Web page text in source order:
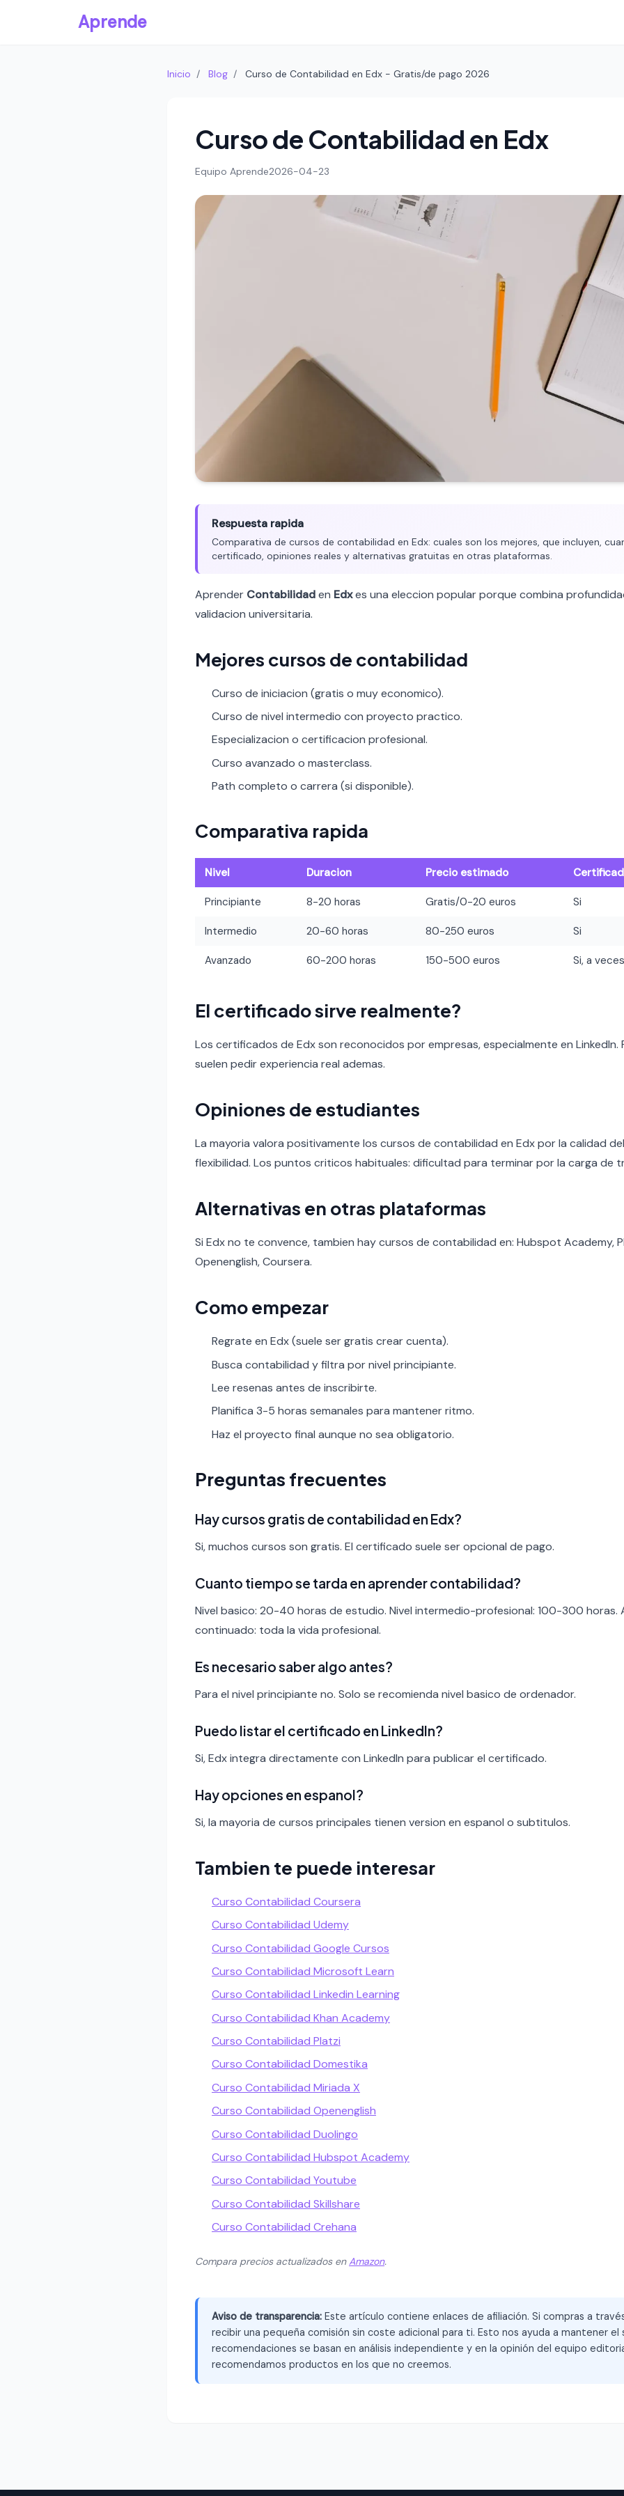
Aprende
Inicio / Blog / Curso de Contabilidad en Edx - Gratis/de pago 2026
Curso de Contabilidad en Edx
Equipo Aprende2026-04-23
Respuesta rapida
Comparativa de cursos de contabilidad en Edx: cuales son los mejores, que incluyen,
certificado, opiniones reales y alternativas gratuitas en otras plataformas.
Aprender Contabilidaden Edxes una eleccion popular porque combina
validacion universitaria.
Mejores cursos de contabilidad
Curso de iniciacion (gratis o muy economico).
Curso de nivel intermedio con proyecto practico.
Especializacion o certificacion profesional.
Curso avanzado o masterclass.
Path completo o carrera (si disponible).
Comparativa rapida
Nivel Duracion Precio estimado
Principiante 8-20 horas Gratis/0-20 euros Si
Intermedio 20-60 horas 80-250 euros Si
Avanzado 60-200 horas 150-500 euros Si, a
El certificado sirve realmente?
Los certificados de Edx son reconocidos por empresas, especialmente en LinkedIn.
suelen pedir experiencia real ademas.
Opiniones de estudiantes
La mayoria valora positivamente los cursos de contabilidad en Edx por la calidad
flexibilidad. Los puntos criticos habituales: dificultad para terminar por la carga de
Alternativas en otras plataformas
Si Edx no te convence, tambien hay cursos de contabilidad en: Hubspot Academy,
Openenglish, Coursera.
Como empezar
Regrate en Edx (suele ser gratis crear cuenta).
Busca contabilidad y filtra por nivel principiante.
Lee resenas antes de inscribirte.
Planifica 3-5 horas semanales para mantener ritmo.
Haz el proyecto final aunque no sea obligatorio.
Preguntas frecuentes
Hay cursos gratis de contabilidad en Edx?
Si, muchos cursos son gratis. El certificado suele ser opcional de pago.
Cuanto tiempo se tarda en aprender contabilidad?
Nivel basico: 20-40 horas de estudio. Nivel intermedio-profesional: 100-300 horas.
continuado: toda la vida profesional.
Es necesario saber algo antes?
Para el nivel principiante no. Solo se recomienda nivel basico de ordenador.
Puedo listar el certificado en LinkedIn?
Si, Edx integra directamente con LinkedIn para publicar el certificado.
Hay opciones en espanol?
Si, la mayoria de cursos principales tienen version en espanol o subtitulos.
Tambien te puede interesar
Curso Contabilidad Coursera
Curso Contabilidad Udemy
Curso Contabilidad Google Cursos
Curso Contabilidad Microsoft Learn
Curso Contabilidad Linkedin Learning
Curso Contabilidad Khan Academy
Curso Contabilidad Platzi
Curso Contabilidad Domestika
Curso Contabilidad Miriada X
Curso Contabilidad Openenglish
Curso Contabilidad Duolingo
Curso Contabilidad Hubspot Academy
Curso Contabilidad Youtube
Curso Contabilidad Skillshare
Curso Contabilidad Crehana
Compara precios actualizados enAmazon.
Aviso de transparencia: Este artículo contiene enlaces de afiliación. Si compras a
recibir una pequeña comisión sin coste adicional para ti. Esto nos ayuda a mantener el
recomendaciones se basan en análisis independiente y en la opinión del equipo
recomendamos productos en los que no creemos.